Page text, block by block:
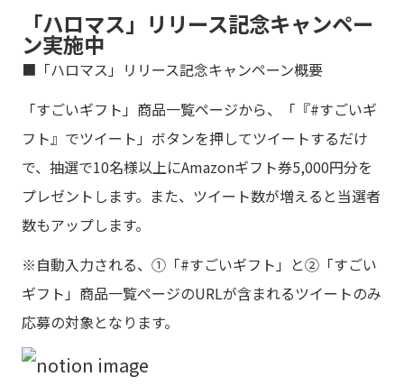
「ハロマス」リリース記念キャンペー
ン実施中
■「ハロマス」リリース記念キャンペーン概要
「すごいギフト」商品一覧ページから、「『#すごいギ
フト』でツイート」ボタンを押してツイートするだけ
で、抽選で10名様以上にAmazonギフト券5,000円分を
プレゼントします。また、ツイート数が増えると当選者
数もアップします。
※自動入力される、①「#すごいギフト」と②「すごい
ギフト」商品一覧ページのURLが含まれるツイートのみ
応募の対象となります。